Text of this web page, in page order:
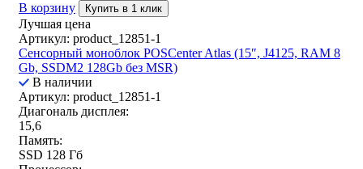
В корзину
Купить в 1 клик
Лучшая цена
Артикул: product_12851-1
Сенсорный моноблок POSCenter Atlas (15″, J4125, RAM 8
Gb, SSDM2 128Gb без MSR)
В наличии
Артикул: product_12851-1
Диагональ дисплея:
15,6
Память:
SSD 128 Гб